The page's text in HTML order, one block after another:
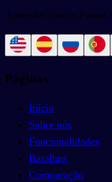
Aprender chinês é mais
Páginas
Início
Sobre nós
Funcionalidades
Baralhos
Comparação